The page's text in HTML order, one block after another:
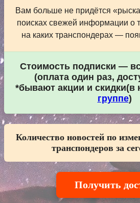
Вам больше не придётся
поисках свежей информации о
на каких транспондерах —
Стоимость подписки —
(оплата один раз,
*бывают акции и скидки(в
группе)
Количество новостей по
транспондеров за
Получить